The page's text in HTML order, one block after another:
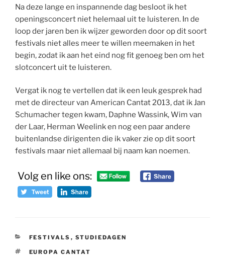
Na deze lange en inspannende dag besloot ik het
openingsconcert niet helemaal uit te luisteren. In de
loop der jaren ben ik wijzer geworden door op dit soort
festivals niet alles meer te willen meemaken in het
begin, zodat ik aan het eind nog fit genoeg ben om het
slotconcert uit te luisteren.
Vergat ik nog te vertellen dat ik een leuk gesprek had
met de directeur van American Cantat 2013, dat ik Jan
Schumacher tegen kwam, Daphne Wassink, Wim van
der Laar, Herman Weelink en nog een paar andere
buitenlandse dirigenten die ik vaker zie op dit soort
festivals maar niet allemaal bij naam kan noemen.
Volg en like ons:
CATEGORIEËN
FESTIVALS , STUDIEDAGEN
TAGS
EUROPA CANTAT